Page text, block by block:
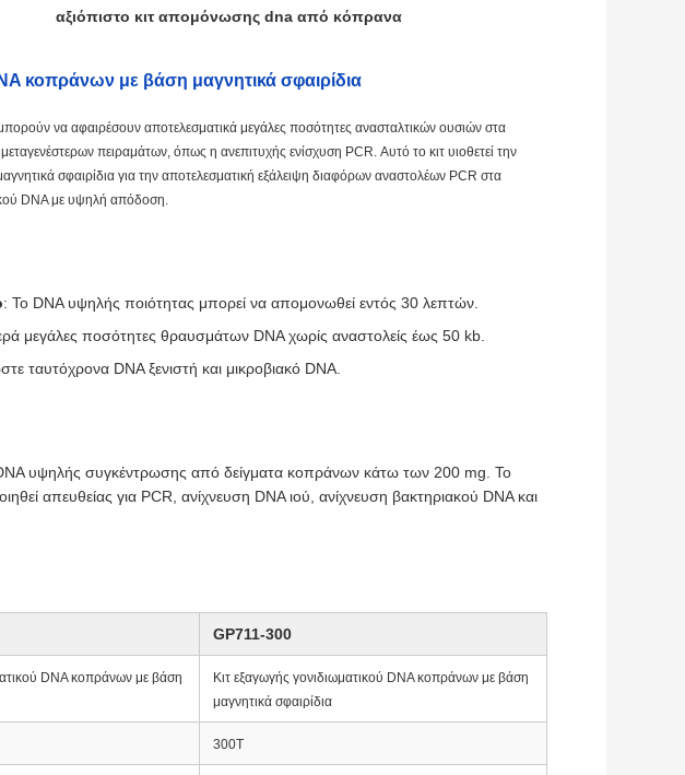
αξιόπιστο κιτ απομόνωσης dna από κόπρανα
κοπράνων με βάση μαγνητικά σφαιρίδια
να αφαιρέσουν αποτελεσματικά μεγάλες ποσότητες ανασταλτικών ουσιών στα
πειραμάτων, όπως η ανεπιτυχής ενίσχυση PCR. Αυτό το κιτ υιοθετεί την
σφαιρίδια για την αποτελεσματική εξάλειψη διαφόρων αναστολέων PCR στα
DNA με υψηλή απόδοση.
: Το DNA υψηλής ποιότητας μπορεί να απομονωθεί εντός 30 λεπτών.
μεγάλες ποσότητες θραυσμάτων DNA χωρίς αναστολείς έως 50 kb.
ταυτόχρονα DNA ξενιστή και μικροβιακό DNA.
DNA υψηλής συγκέντρωσης από δείγματα κοπράνων κάτω των 200 mg. Το
απευθείας για PCR, ανίχνευση DNA ιού, ανίχνευση βακτηριακού DNA και
GP711-300
DNA κοπράνων με βάση
Κιτ εξαγωγής γονιδιωματικού DNA κοπράνων με βάση
μαγνητικά σφαιρίδια
300Τ